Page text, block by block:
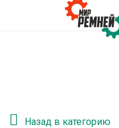
Назад в категорию